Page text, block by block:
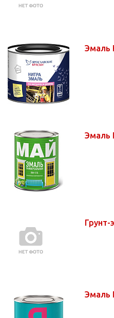
Эмаль
Эмаль
Грунт-
Эмаль